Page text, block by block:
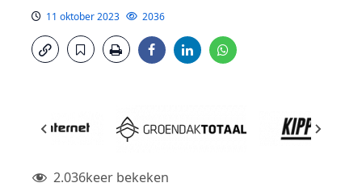
11 oktober 2023 2036
2.036keer bekeken